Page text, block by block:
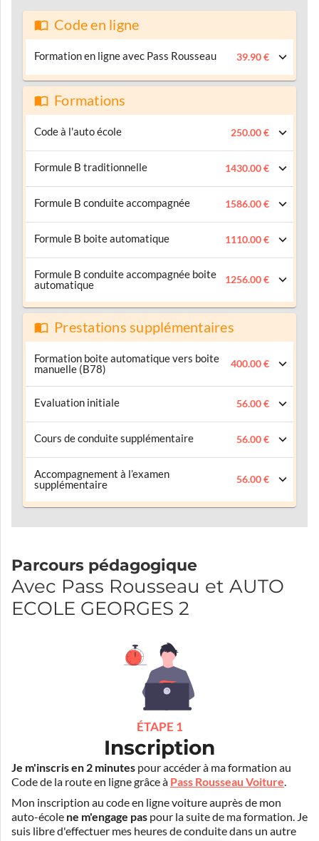
Code en ligne
Formation en ligne avec Pass Rousseau 39.90 €
Formations
Code à l'auto école 250.00 €
Formule B traditionnelle 1430.00 €
Formule B conduite accompagnée 1586.00 €
Formule B boite automatique 1110.00 €
Formule B conduite accompagnée boite
automatique
1256.00 €
Prestations supplémentaires
Formation boite automatique vers boite
manuelle (B78)
400.00 €
Evaluation initiale 56.00 €
Cours de conduite supplémentaire 56.00 €
Accompagnement à l’examen
supplémentaire
56.00 €
Parcours pédagogique
Avec Pass Rousseau et AUTO
ECOLE GEORGES 2
ÉTAPE 1
Inscription
Je m'inscris en 2 minutes pour accéder à ma formation au
Code de la route en ligne grâce à Pass Rousseau Voiture.
Mon inscription au code en ligne voiture auprès de mon
auto-école ne m'engage pas pour la suite de ma formation. Je
suis libre d'effectuer mes heures de conduite dans un autre